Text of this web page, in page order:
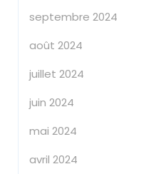
septembre 2024
août 2024
juillet 2024
juin 2024
mai 2024
avril 2024